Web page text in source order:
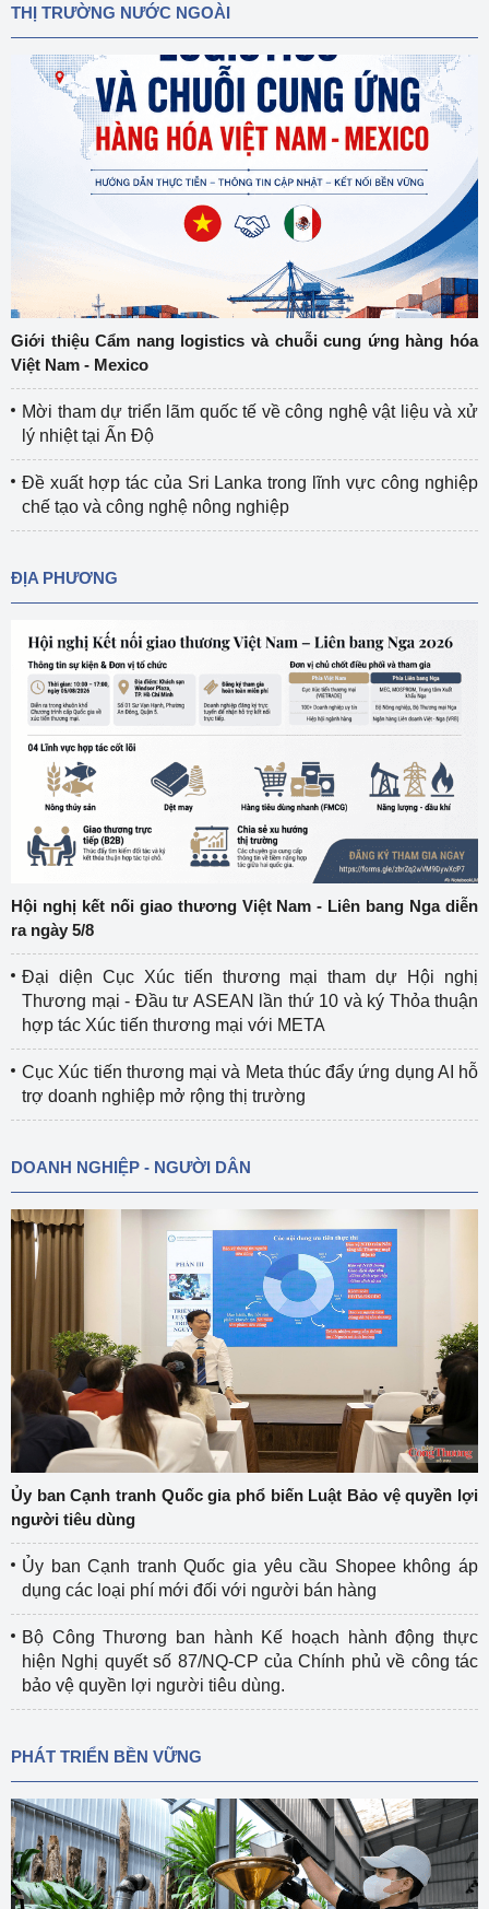
THỊ TRƯỜNG NƯỚC NGOÀI
Giới thiệu Cẩm nang logistics và chuỗi cung ứng hàng hóa
Việt Nam - Mexico
Mời tham dự triển lãm quốc tế về công nghệ vật liệu và xử
lý nhiệt tại Ấn Độ
Đề xuất hợp tác của Sri Lanka trong lĩnh vực công nghiệp
chế tạo và công nghệ nông nghiệp
ĐỊA PHƯƠNG
Hội nghị kết nối giao thương Việt Nam - Liên bang Nga diễn
ra ngày 5/8
Đại diện Cục Xúc tiến thương mại tham dự Hội nghị
Thương mại - Đầu tư ASEAN lần thứ 10 và ký Thỏa thuận
hợp tác Xúc tiến thương mại với META
Cục Xúc tiến thương mại và Meta thúc đẩy ứng dụng AI hỗ
trợ doanh nghiệp mở rộng thị trường
DOANH NGHIỆP - NGƯỜI DÂN
Ủy ban Cạnh tranh Quốc gia phổ biến Luật Bảo vệ quyền lợi
người tiêu dùng
Ủy ban Cạnh tranh Quốc gia yêu cầu Shopee không áp
dụng các loại phí mới đối với người bán hàng
Bộ Công Thương ban hành Kế hoạch hành động thực
hiện Nghị quyết số 87/NQ-CP của Chính phủ về công tác
bảo vệ quyền lợi người tiêu dùng.
PHÁT TRIỂN BỀN VỮNG